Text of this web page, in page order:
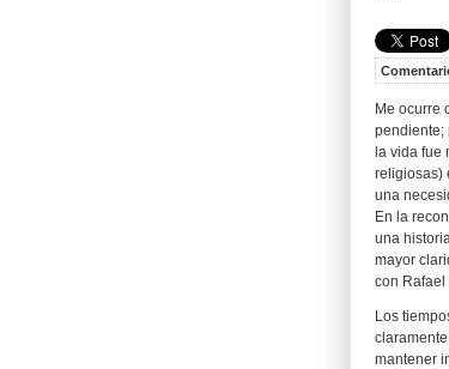
Me ocurre
pendiente;
la vida fue
religiosas)
una
En la
una
mayor
con Rafael
Los
mantener